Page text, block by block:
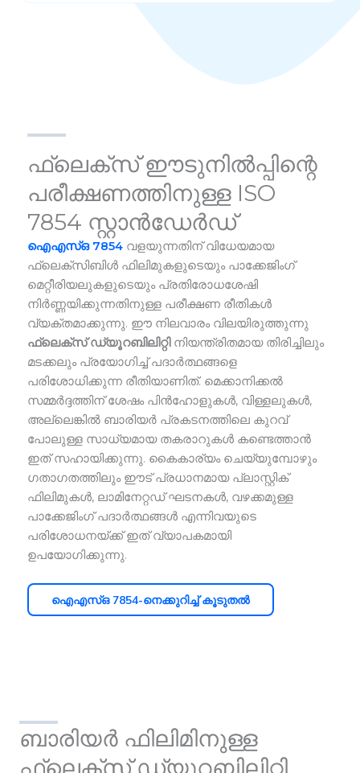
ഫ്ലെക്സ് ഈടുനിൽപ്പിന്റെ
പരീക്ഷണത്തിനുള്ള ISO
7854 സ്റ്റാൻഡേർഡ്
ഐഎസ്ഒ 7854 വളയുന്നതിന് വിധേയമായ
ഫ്ലെക്സിബിൾ ഫിലിമുകളുടെയും പാക്കേജിംഗ്
മെറ്റീരിയലുകളുടെയും പ്രതിരോധശേഷി
നിർണ്ണയിക്കുന്നതിനുള്ള പരീക്ഷണ രീതികൾ
വ്യക്തമാക്കുന്നു. ഈ നിലവാരം വിലയിരുത്തുന്നു
ഫ്ലെക്സ് ഡ്യൂറബിലിറ്റിനിയന്ത്രിതമായ തിരിച്ചിലും
മടക്കലും പ്രയോഗിച്ച് പദാർത്ഥങ്ങളെ
പരിശോധിക്കുന്ന രീതിയാണിത്. മെക്കാനിക്കൽ
സമ്മർദ്ദത്തിന് ശേഷം പിൻഹോളുകൾ, വിള്ളലുകൾ,
അല്ലെങ്കിൽ ബാരിയർ പ്രകടനത്തിലെ കുറവ്
പോലുള്ള സാധ്യമായ തകരാറുകൾ കണ്ടെത്താൻ
ഇത് സഹായിക്കുന്നു. കൈകാര്യം ചെയ്യുമ്പോഴും
ഗതാഗതത്തിലും ഈട് പ്രധാനമായ പ്ലാസ്റ്റിക്
ഫിലിമുകൾ, ലാമിനേറ്റഡ് ഘടനകൾ, വഴക്കമുള്ള
പാക്കേജിംഗ് പദാർത്ഥങ്ങൾ എന്നിവയുടെ
പരിശോധനയ്ക്ക് ഇത് വ്യാപകമായി
ഉപയോഗിക്കുന്നു.
ഐഎസ്ഒ 7854-നെക്കുറിച്ച് കൂടുതൽ
ബാരിയർ ഫിലിമിനുള്ള
ഫ്ലെക്സ് ഡ്യൂറബിലിറ്റി